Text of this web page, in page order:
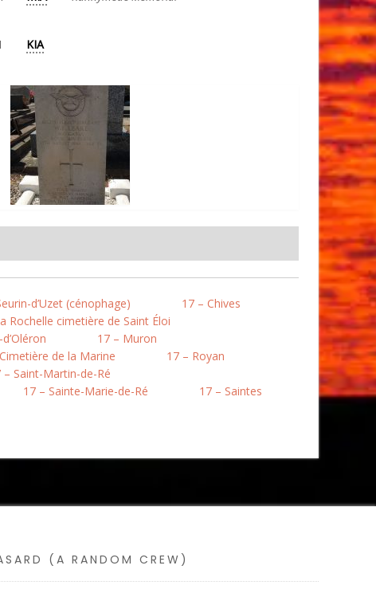
KIA
d’Uzet (cénophage)
17 – Chives
Rochelle cimetière de Saint Éloi
17 – Muron
de la Marine
17 – Royan
– Saint-Martin-de-Ré
17 – Sainte-Marie-de-Ré
17 – Saintes
(A RANDOM CREW)